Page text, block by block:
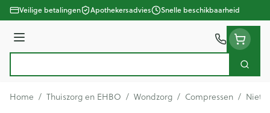
Ga naar de inhoud
Veilige betalingen Apothekersadvies Snelle beschikbaarheid
Menu
Zoek
Home / Thuiszorg en EHBO / Wondzorg / Compressen / Niet